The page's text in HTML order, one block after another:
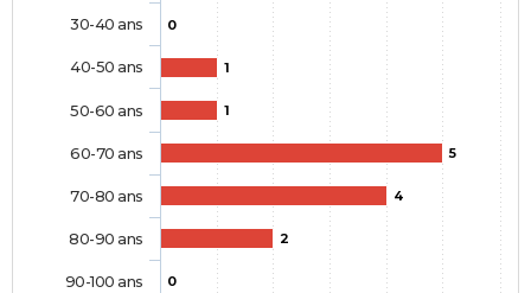
0
1
1
5
4
2
0
30-40 ans
40-50 ans
50-60 ans
60-70 ans
70-80 ans
80-90 ans
90-100 ans